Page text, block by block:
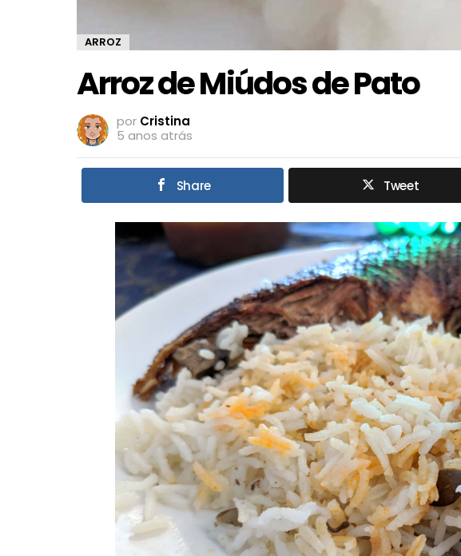
ARROZ
Arroz de Miúdos de Pato
por Cristina
5 anos atrás
Share Tweet